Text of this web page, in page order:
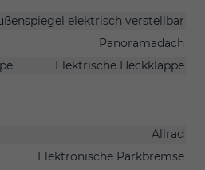
elektrisch verstellbar
Panoramadach
Elektrische Heckklappe
Allrad
Elektronische Parkbremse